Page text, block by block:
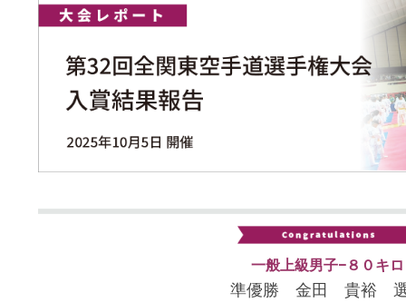
一般上級男子−８０キロ
準優勝 金田 貴裕